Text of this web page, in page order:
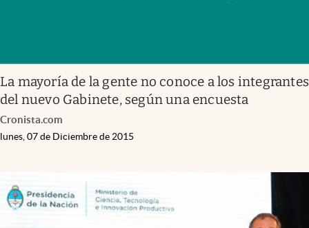
La mayoría de la gente no conoce a los integrantes
del nuevo Gabinete, según una encuesta
Cronista.com
lunes, 07 de Diciembre de 2015